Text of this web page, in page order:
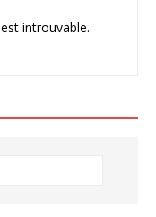
introuvable.